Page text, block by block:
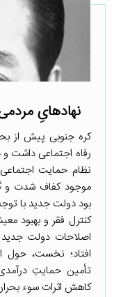
نهادهایِ
کره جنوبی پیش از
رفاه اجتماعی داشت و
نظام حمایت اجتماعی
موجود کفاف شدت و
بود دولت جدید با
کنترل فقر و بهبود
اصلاحات دولت جدید
افتاد؛ نخست، حول
تأمین حمایتِ
کاهش اثرات سوء